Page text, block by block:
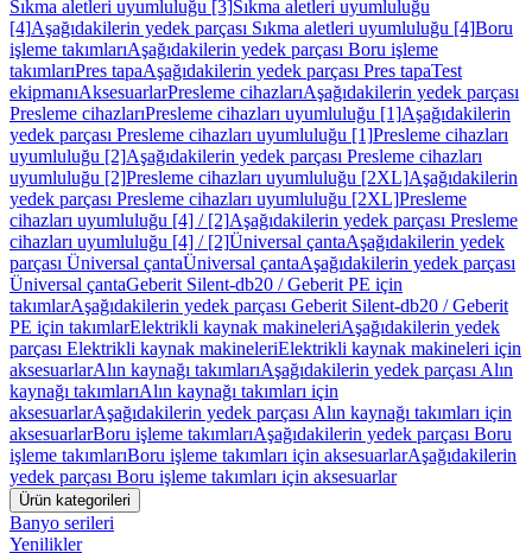
Sıkma aletleri uyumluluğu [3]Sıkma aletleri uyumluluğu
[4]Aşağıdakilerin yedek parçası Sıkma aletleri uyumluluğu [4]Boru
işleme takımlarıAşağıdakilerin yedek parçası Boru işleme
takımlarıPres tapaAşağıdakilerin yedek parçası Pres tapaTest
ekipmanıAksesuarlarPresleme cihazlarıAşağıdakilerin yedek parçası
Presleme cihazlarıPresleme cihazları uyumluluğu [1]Aşağıdakilerin
yedek parçası Presleme cihazları uyumluluğu [1]Presleme cihazları
uyumluluğu [2]Aşağıdakilerin yedek parçası Presleme cihazları
uyumluluğu [2]Presleme cihazları uyumluluğu [2XL]Aşağıdakilerin
yedek parçası Presleme cihazları uyumluluğu [2XL]Presleme
cihazları uyumluluğu [4] / [2]Aşağıdakilerin yedek parçası Presleme
cihazları uyumluluğu [4] / [2]Üniversal çantaAşağıdakilerin yedek
parçası Üniversal çantaÜniversal çantaAşağıdakilerin yedek parçası
Üniversal çantaGeberit Silent-db20 / Geberit PE için
takımlarAşağıdakilerin yedek parçası Geberit Silent-db20 / Geberit
PE için takımlarElektrikli kaynak makineleriAşağıdakilerin yedek
parçası Elektrikli kaynak makineleriElektrikli kaynak makineleri için
aksesuarlarAlın kaynağı takımlarıAşağıdakilerin yedek parçası Alın
kaynağı takımlarıAlın kaynağı takımları için
aksesuarlarAşağıdakilerin yedek parçası Alın kaynağı takımları için
aksesuarlarBoru işleme takımlarıAşağıdakilerin yedek parçası Boru
işleme takımlarıBoru işleme takımları için aksesuarlarAşağıdakilerin
yedek parçası Boru işleme takımları için aksesuarlar
Ürün kategorileri
Banyo serileri
Yenilikler